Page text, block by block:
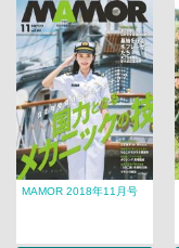
MAMOR 2018年11月号